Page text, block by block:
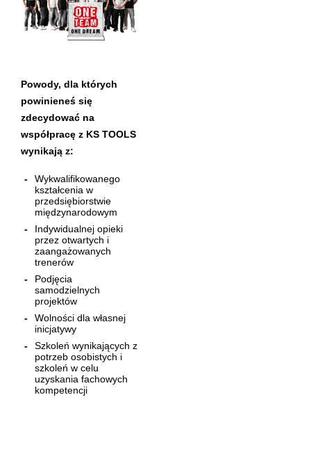
Powody, dla których
powinieneś się
zdecydować na
współpracę z KS TOOLS
wynikają z:
Wykwalifikowanego
kształcenia w
przedsiębiorstwie
międzynarodowym
Indywidualnej opieki
przez otwartych i
zaangażowanych
trenerów
Podjęcia
samodzielnych
projektów
Wolności dla własnej
inicjatywy
Szkoleń wynikających z
potrzeb osobistych i
szkoleń w celu
uzyskania fachowych
kompetencji